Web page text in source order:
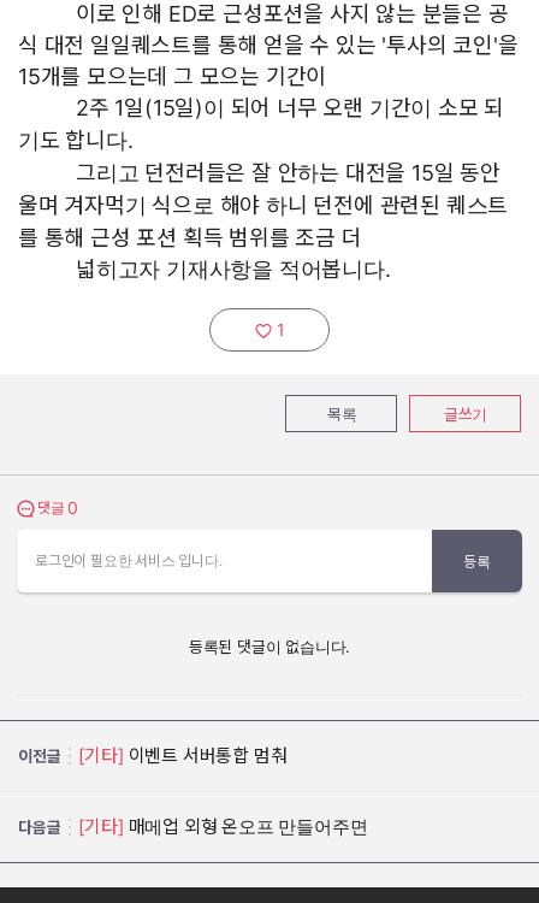
이로 인해 ED로 근성포션을 사지 않는 분들은 공
식 대전 일일퀘스트를 통해 얻을 수 있는 '투사의 코인'을
15개를 모으는데 그 모으는 기간이
2주 1일(15일)이 되어 너무 오랜 기간이 소모 되
기도 합니다.
그리고 던전러들은 잘 안하는 대전을 15일 동안
울며 겨자먹기 식으로 해야 하니 던전에 관련된 퀘스트
를 통해 근성 포션 획득 범위를 조금 더
넓히고자 기재사항을 적어봅니다.
추천하기:
1
목록 글쓰기
댓글 보기
댓글 0
로그인이 필요한 서비스 입니다. 등록
등록된 댓글이 없습니다.
이전글 [기타] 이벤트 서버통합 멈춰
다음글 [기타] 매메업 외형 온오프 만들어주면